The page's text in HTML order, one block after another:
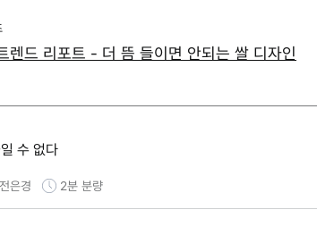
렌드 리포트 - 더 뜸 들이면 안되는 쌀 디자인
수 없다
은경 2분 분량